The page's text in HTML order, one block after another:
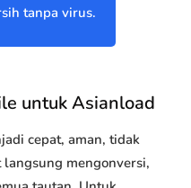
tanpa virus.
untuk Asianload
cepat, aman, tidak
mengonversi,